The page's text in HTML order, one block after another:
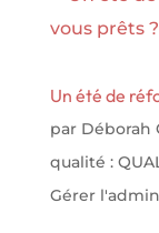
Un été de
par Déborah
qualité :
Gérer